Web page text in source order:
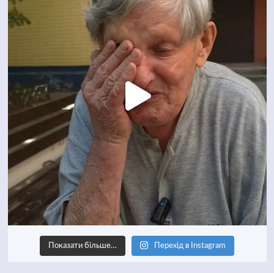
Показати більше… Перехід в Instagram